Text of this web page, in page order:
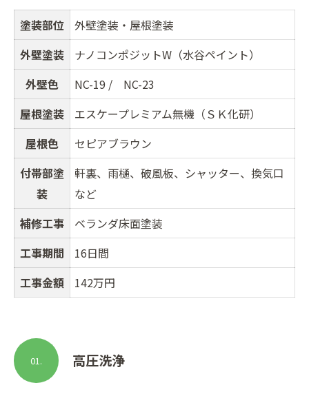
塗装部位
外壁塗装・屋根塗装
外壁塗装
ナノコンポジットW（水谷ペイント）
外壁色
NC-19 / NC-23
屋根塗装
エスケープレミアム無機（ＳＫ化研）
屋根色
セピアブラウン
付帯部塗
装
軒裏、雨樋、破風板、シャッター、換気口
など
補修工事
ベランダ床面塗装
工事期間
16日間
工事金額
142万円
高圧洗浄
01.